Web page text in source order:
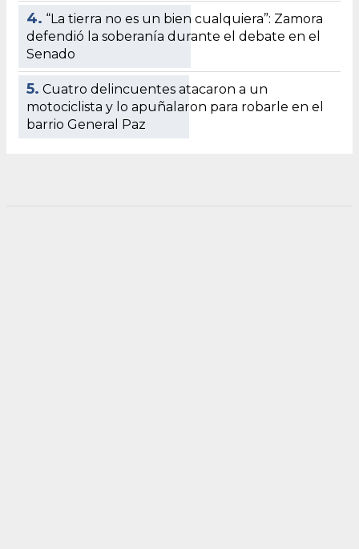
4. “La tierra no es un bien cualquiera”: Zamora
defendió la soberanía durante el debate en el
Senado
5. Cuatro delincuentes atacaron a un
motociclista y lo apuñalaron para robarle en el
barrio General Paz